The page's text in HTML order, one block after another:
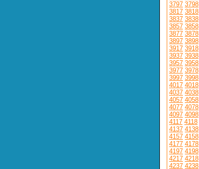
3797 3798
3817 3818
3837 3838
3857 3858
3877 3878
3897 3898
3917 3918
3937 3938
3957 3958
3977 3978
3997 3998
4017 4018
4037 4038
4057 4058
4077 4078
4097 4098
4117 4118
4137 4138
4157 4158
4177 4178
4197 4198
4217 4218
4237 4238